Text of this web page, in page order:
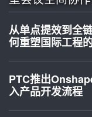
从单点提效到全
何重塑国际工程
PTC推出
入产品开发流程